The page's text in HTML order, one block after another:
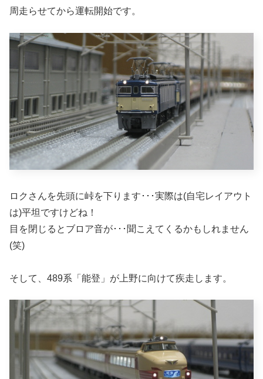
周走らせてから運転開始です。
ロクさんを先頭に峠を下ります･･･実際は(自宅レイアウト
は)平坦ですけどね！
目を閉じるとブロア音が･･･聞こえてくるかもしれません
(笑)
そして、489系「能登」が上野に向けて疾走します。